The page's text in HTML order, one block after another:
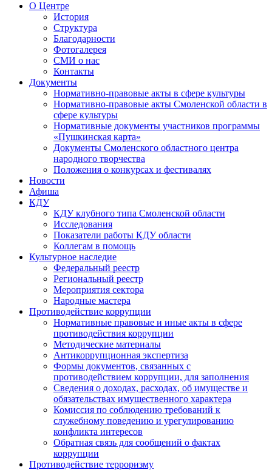
О Центре
История
Структура
Благодарности
Фотогалерея
СМИ о нас
Контакты
Документы
Нормативно-правовые акты в сфере культуры
Нормативно-правовые акты Смоленской области в
сфере культуры
Нормативные документы участников программы
«Пушкинская карта»
Документы Смоленского областного центра
народного творчества
Положения о конкурсах и фестивалях
Новости
Афиша
КДУ
КДУ клубного типа Смоленской области
Исследования
Показатели работы КДУ области
Коллегам в помощь
Культурное наследие
Федеральный реестр
Региональный реестр
Мероприятия сектора
Народные мастера
Противодействие коррупции
Нормативные правовые и иные акты в сфере
противодействия коррупции
Методические материалы
Антикоррупционная экспертиза
Формы документов, связанных с
противодействием коррупции, для заполнения
Сведения о доходах, расходах, об имуществе и
обязательствах имущественного характера
Комиссия по соблюдению требований к
служебному поведению и урегулированию
конфликта интересов
Обратная связь для сообщений о фактах
коррупции
Противодействие терроризму